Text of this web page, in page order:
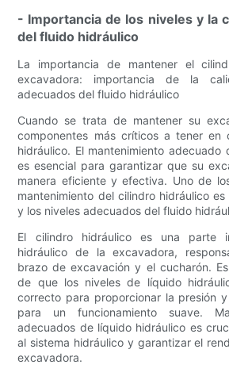
- Importancia de los niveles y la
del fluido hidráulico
La importancia de mantener el
excavadora: importancia de la
adecuados del fluido hidráulico
Cuando se trata de mantener su
componentes más críticos a tener en
hidráulico. El mantenimiento adecuado
es esencial para garantizar que su
manera eficiente y efectiva. Uno de
mantenimiento del cilindro hidráulico
y los niveles adecuados del fluido
El cilindro hidráulico es una parte
hidráulico de la excavadora,
brazo de excavación y el cucharón.
de que los niveles de líquido
correcto para proporcionar la presión
para un funcionamiento suave.
adecuados de líquido hidráulico es
al sistema hidráulico y garantizar el
excavadora.